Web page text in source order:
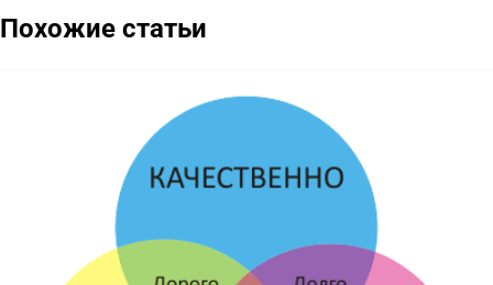
Похожие статьи